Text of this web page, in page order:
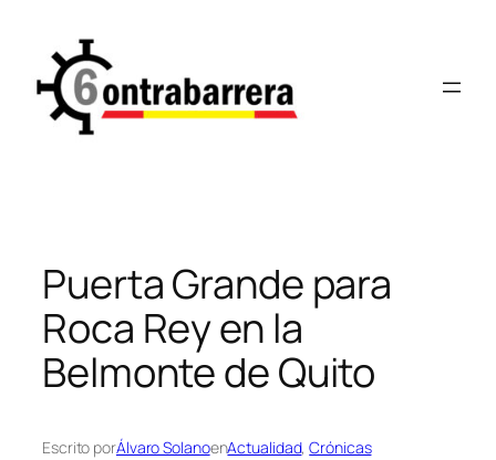
contenido
Puerta Grande para
Roca Rey en la
Belmonte de Quito
Escrito porÁlvaro SolanoenActualidad, Crónicas